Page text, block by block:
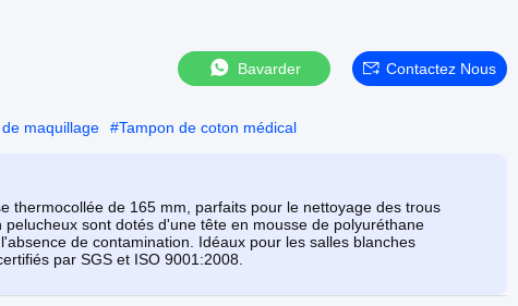
Bavarder Contactez Nous
maquillage #Tampon de coton médical
thermocollée de 165 mm, parfaits pour le nettoyage des trous
sont dotés d'une tête en mousse de polyuréthane
de contamination. Idéaux pour les salles blanches
par SGS et ISO 9001:2008.